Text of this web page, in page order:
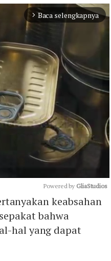
arrow_forward_ios Baca selengkapnya
Mute
Powered by GliaStudios
keabsahan
bahwa
hal yang dapat